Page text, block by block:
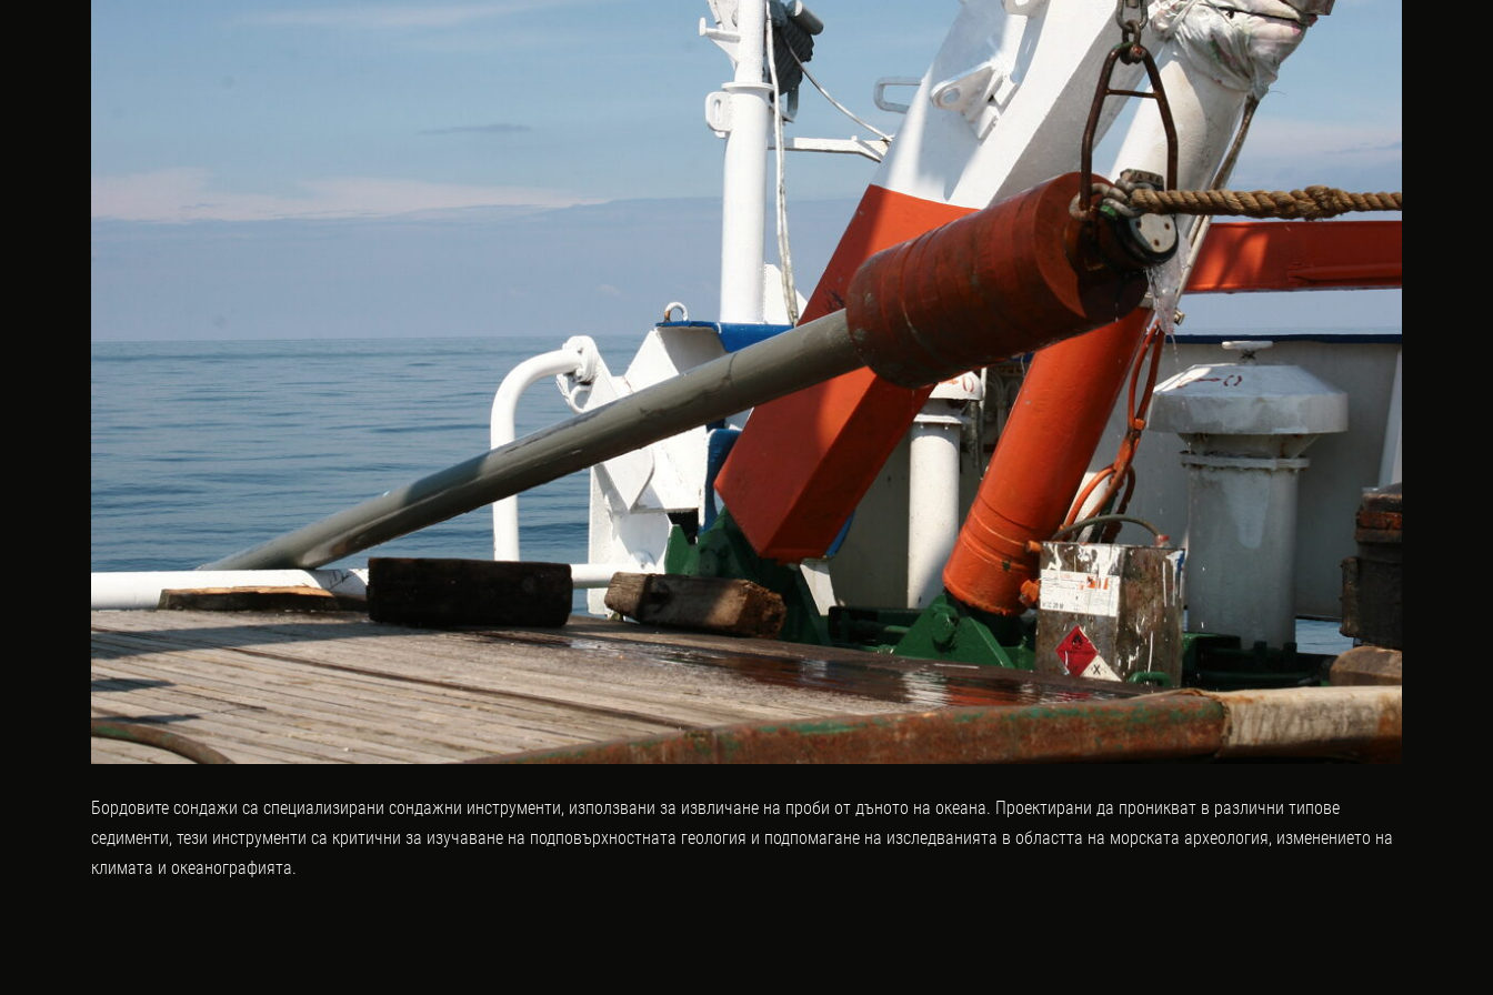
Бордовите сондажи са специализирани сондажни инструменти, използвани за извличане на проби от дъното на океана. Проектирани да проникват в различни типове
седименти, тези инструменти са критични за изучаване на подповърхностната геология и подпомагане на изследванията в областта на морската археология, изменението на
климата и океанографията.